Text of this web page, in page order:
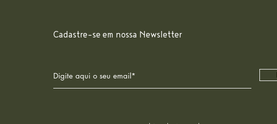
Cadastre-se em nossa Newsletter